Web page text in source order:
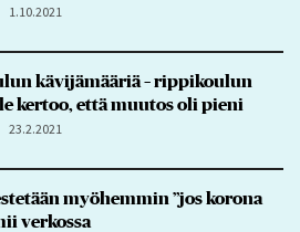
1.10.2021
kävijämääriä – rippikoulun
kertoo, että muutos oli pieni
23.2.2021
myöhemmin ”jos korona
verkossa